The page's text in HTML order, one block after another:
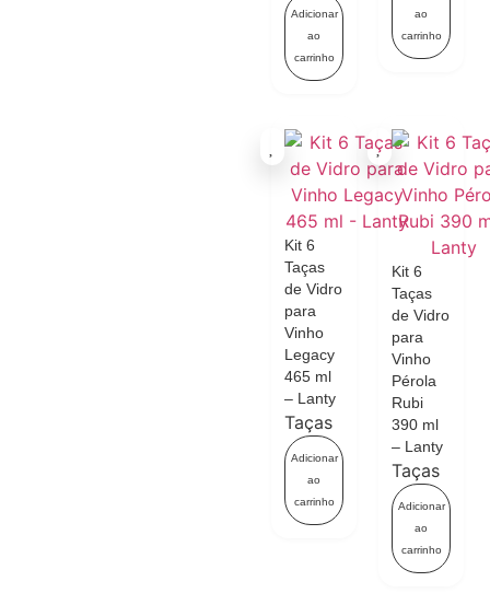
Adicionar
ao
carrinho
ao
carrinho
Kit 6
Taças
de Vidro
para
Vinho
Legacy
465 ml
– Lanty
Taças
Adicionar
ao
carrinho
Kit 6
Taças
de Vidro
para
Vinho
Pérola
Rubi
390 ml
– Lanty
Taças
Adicionar
ao
carrinho